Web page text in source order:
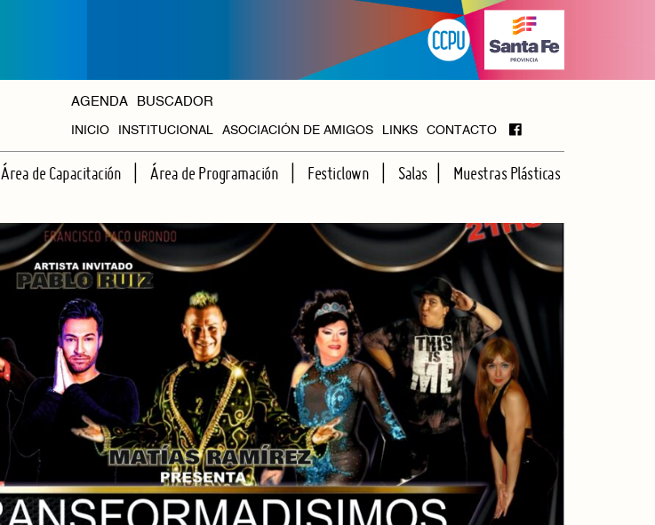
AGENDA BUSCADOR
INICIO INSTITUCIONAL
HISTORIA
ORGANISMOS
ASOCIACIÓN DE AMIGOS LINKS CONTACTO
Área de Capacitación Área de Programación Festiclown Salas
HALL
Muestras Plásticas